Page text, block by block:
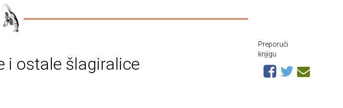
i ostale šlagiralice
Preporuči
knjigu